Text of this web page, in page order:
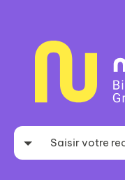
recherche